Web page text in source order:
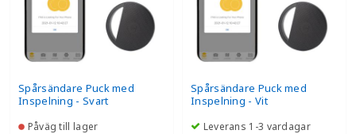
Spårsändare Puck med
Inspelning - Svart
Påväg till lager
Spårsändare Puck med
Inspelning - Vit
Leverans 1-3 vardagar